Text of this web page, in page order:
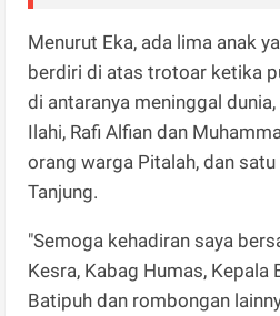
Menurut Eka, ada lima anak
berdiri di atas trotoar ketika
di antaranya meninggal
Ilahi, Rafi Alfian dan
orang warga Pitalah, dan
Tanjung.
"Semoga kehadiran saya
Kesra, Kabag Humas, Kepala
Batipuh dan rombongan